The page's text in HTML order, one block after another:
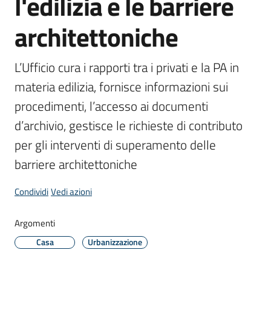
Servizi
Vivere
Donato
Milanese
gli
architettoniche
L’Ufficio cura i rapporti tra i privati e la PA in
materia edilizia, fornisce informazioni sui
procedimenti, l’accesso ai documenti
d’archivio, gestisce le richieste di contributo
per gli interventi di superamento delle
barriere architettoniche
CondividiVedi azioni
Argomenti
Casa Urbanizzazione